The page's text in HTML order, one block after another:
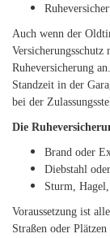
Auch wenn der
Ruheversicherung
Standzeit in der
bei der
Die
Brand oder
Diebstahl
Sturm,
Voraussetzung ist
Straßen oder